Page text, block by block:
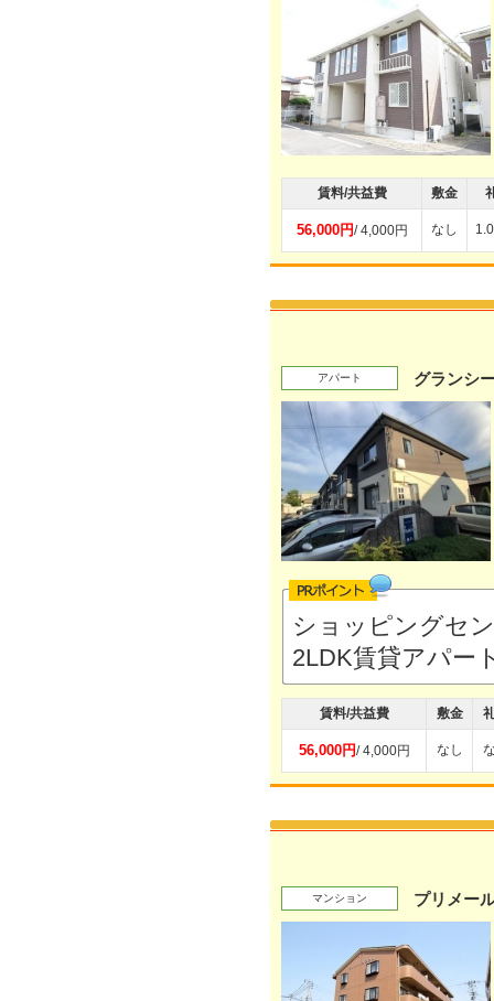
賃料/共益費 敷金
56,000円/ 4,000円 なし
アパート グランシ
ショッピングセ
2LDK賃貸アパー
賃料/共益費 敷金
56,000円/ 4,000円 なし
マンション プリメー